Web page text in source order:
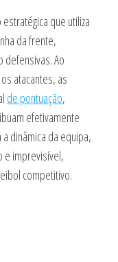
que utiliza
da frente,
defensivas. Ao
atacantes, as
de pontuação,
efetivamente
dinâmica da equipa,
e imprevisível,
competitivo.